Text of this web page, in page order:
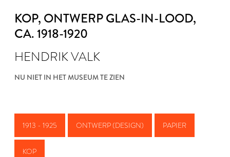
KOP, ONTWERP GLAS-IN-LOOD,
CA. 1918-1920
HENDRIK VALK
NU NIET IN HET MUSEUM TE ZIEN
1913 - 1925 ONTWERP (DESIGN) PAPIER
KOP